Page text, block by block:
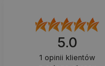
5.0
1 opinii klientów